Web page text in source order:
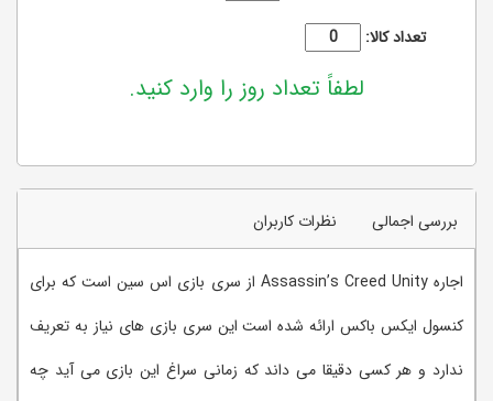
تعداد کالا:
لطفاً تعداد روز را وارد کنید.
بررسی اجمالی نظرات کاربران
اجاره Assassin’s Creed Unity از سری بازی اس سین است که برای
کنسول ایکس باکس ارائه شده است این سری بازی های نیاز به تعریف
ندارد و هر کسی دقیقا می داند که زمانی سراغ این بازی می آید چه